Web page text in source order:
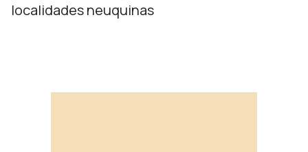
localidades neuquinas